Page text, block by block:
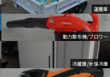
運搬車
動力散布機/ブロワー
冷蔵庫/米保冷庫